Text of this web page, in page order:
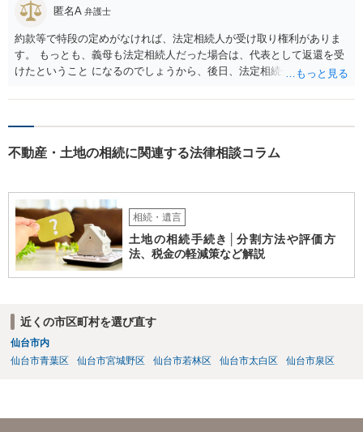
匿名A 弁護士
約款等で特段の定めがなければ、法定相続人が受け取り権利がありま
す。 もっとも、義母も法定相続人だった場合は、代表として返還を受
けたということ になるのでしょうから、後日、法定相続分に基づいて
不動産・土地の相続に関連する法律相談コラム
相続・遺言
土地の相続手続き│分割方法や評価方
法、税金の軽減策など解説
近くの市区町村を選び直す
仙台市内
仙台市青葉区
仙台市宮城野区 仙台市若林区 仙台市太白区 仙台市泉区